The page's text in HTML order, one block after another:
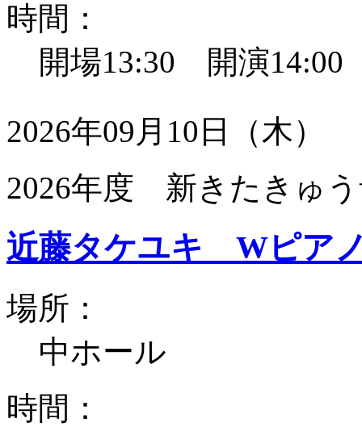
時間：
開場13:30 開演14:00
2026年09月10日（木）
2026年度 新きたきゅ
近藤タケユキ Wピア
場所：
中ホール
時間：